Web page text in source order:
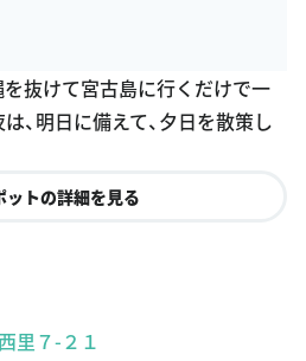
を抜けて宮古島に行くだけで一
、明日に備えて、夕日を散策し
ットの詳細を見る
里７-２１